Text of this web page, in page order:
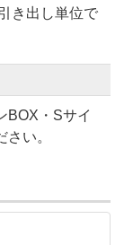
き出し単位で
BOX・Sサイ
い。